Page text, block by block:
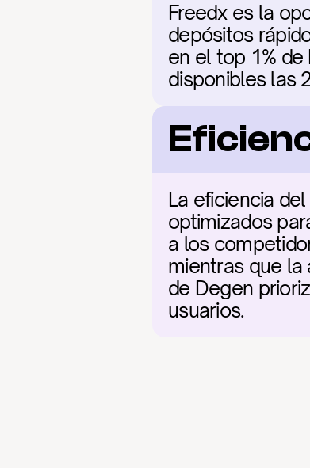
Freedx es la
depósitos
en el top 1%
disponibles las
La eficiencia
optimizados
a los
mientras que la
de Degen
usuarios.